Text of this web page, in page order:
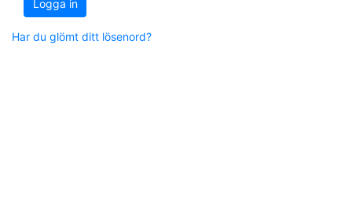
Logga in
Har du glömt ditt lösenord?